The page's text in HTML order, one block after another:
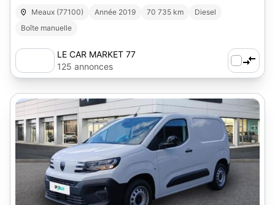
Meaux (77100) Année 2019 70 735 km
Diesel
Boîte manuelle
LE CAR MARKET 77
125 annonces